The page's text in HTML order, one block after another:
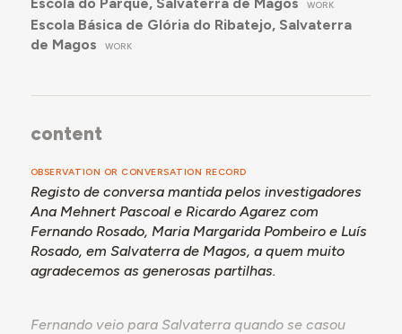
WORK
Escola Básica de Glória do Ribatejo, Salvaterra
de Magos
WORK
content
OBSERVATION OR CONVERSATION RECORD
Registo de conversa mantida pelos investigadores
Ana Mehnert Pascoal e Ricardo Agarez com
Fernando Rosado, Maria Margarida Pombeiro e Luís
Rosado, em Salvaterra de Magos, a quem muito
agradecemos as generosas partilhas.
Fernando veio para Salvaterra quando se casou